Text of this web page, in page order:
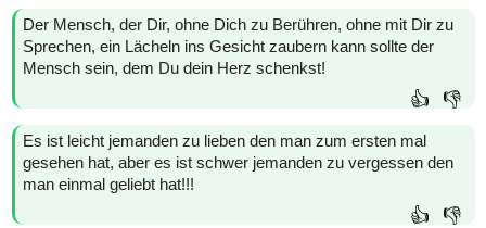
Der Mensch, der Dir, ohne Dich zu Berühren, ohne mit Dir zu
Sprechen, ein Lächeln ins Gesicht zaubern kann sollte der
Mensch sein, dem Du dein Herz schenkst!
👍 👎
Es ist leicht jemanden zu lieben den man zum ersten mal
gesehen hat, aber es ist schwer jemanden zu vergessen den
man einmal geliebt hat!!!
👍 👎